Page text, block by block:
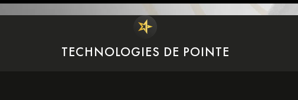
TECHNOLOGIES DE POINTE